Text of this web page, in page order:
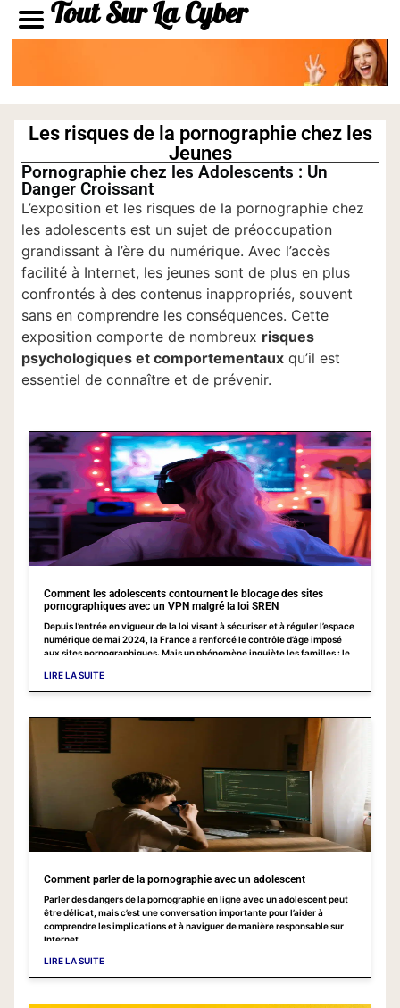
Tout Sur La Cyber
Les risques de la pornographie chez les
Jeunes
Pornographie chez les Adolescents : Un
Danger Croissant
L’exposition et les risques de la pornographie chez
les adolescents est un sujet de préoccupation
grandissant à l’ère du numérique. Avec l’accès
facilité à Internet, les jeunes sont de plus en plus
confrontés à des contenus inappropriés, souvent
sans en comprendre les conséquences. Cette
exposition comporte de nombreux risques
psychologiques et comportementaux qu’il est
essentiel de connaître et de prévenir.
Comment les adolescents contournent le blocage des sites
pornographiques avec un VPN malgré la loi SREN
Depuis l’entrée en vigueur de la loi visant à sécuriser et à réguler l’espace
numérique de mai 2024, la France a renforcé le contrôle d’âge imposé
aux sites pornographiques. Mais un phénomène inquiète les familles : le
jargon, pour comprendre comment cela fonctionne et comment réagir en
tant que parent
LIRE LA SUITE
Comment parler de la pornographie avec un adolescent
Parler des dangers de la pornographie en ligne avec un adolescent peut
être délicat, mais c’est une conversation importante pour l’aider à
comprendre les implications et à naviguer de manière responsable sur
Internet.
LIRE LA SUITE